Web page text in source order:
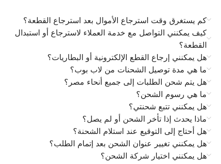
كم يستغرق وقت استرجاع الأموال بعد استرجاع القطعة؟
كيف يمكنني التواصل مع خدمة العملاء لاسترجاع أو استبدال
القطعة؟
هل يمكنني إرجاع القطع الإلكترونية أو البطاريات؟
ما هي مدة توصيل الشحنات من لاب بوب؟
هل يتم شحن الطلبات إلى جميع أنحاء مصر؟
ما هي رسوم الشحن؟
هل يمكنني تتبع شحنتي؟
ماذا يحدث إذا تأخر الشحن أو لم يصل؟
هل أحتاج إلى التوقيع عند استلام الشحنة؟
هل يمكنني تغيير عنوان الشحن بعد إتمام الطلب؟
هل يمكنني اختيار شركة الشحن؟